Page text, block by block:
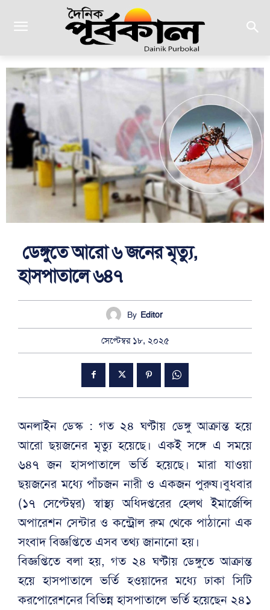
ডেঙ্গুতে আরো ৬ জনের মৃত্যু,
হাসপাতালে ৬৪৭
By Editor
সেপ্টেম্বর ১৮, ২০২৫
অনলাইন ডেস্ক : গত ২৪ ঘণ্টায় ডেঙ্গু আক্রান্ত হয়ে
আরো ছয়জনের মৃত্যু হয়েছে। একই সঙ্গে এ সময়ে
৬৪৭ জন হাসপাতালে ভর্তি হয়েছে। মারা যাওয়া
ছয়জনের মধ্যে পাঁচজন নারী ও একজন পুরুষ।বুধবার
(১৭ সেপ্টেম্বর) স্বাস্থ্য অধিদপ্তরের হেলথ ইমার্জেন্সি
অপারেশন সেন্টার ও কন্ট্রোল রুম থেকে পাঠানো এক
সংবাদ বিজ্ঞপ্তিতে এসব তথ্য জানানো হয়।
বিজ্ঞপ্তিতে বলা হয়, গত ২৪ ঘণ্টায় ডেঙ্গুতে আক্রান্ত
হয়ে হাসপাতালে ভর্তি হওয়াদের মধ্যে ঢাকা সিটি
করপোরেশনের বিভিন্ন হাসপাতালে ভর্তি হয়েছেন ২৪১